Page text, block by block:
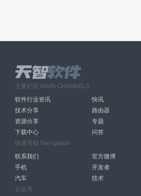
主要栏目 MAIN CHANNELS
软件行业资讯
快讯
技术分享
路由器
资源分享
专题
下载中心
问答
快速导航 Navigation
联系我们
官方微博
手机
开发者
汽车
技术
公众号